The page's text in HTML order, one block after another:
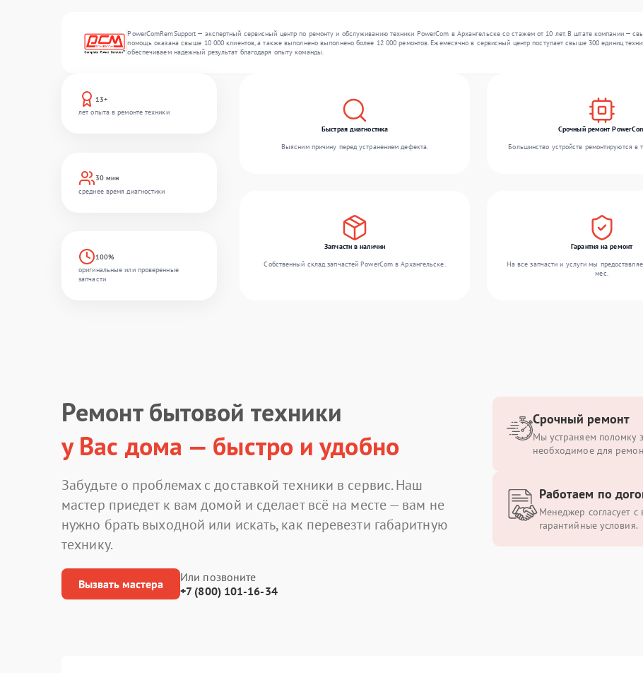
PowerComRemSupport — экспертный сервисный центр по ремонту и обслуживанию техники PowerCom в Архангельске со стажем от 10 лет. В штате компании —
помощь оказана свыше 10 000 клиентов, а также выполнено выполнено более 12 000 ремонтов. Ежемесячно в сервисный центр поступает свыше 300 единиц
обеспечиваем надежный результат благодаря опыту команды.
13+
лет опыта в ремонте техники
30 мин
среднее время диагностики
100%
оригинальные или проверенные
запчасти
Быстрая диагностика
Выясним причину перед устранением дефекта.
Срочный ремонт
Большинство устройств ремонтируются в
Запчасти в наличии
Собственный склад запчастей PowerCom в Архангельске.
Гарантия на ремонт
На все запчасти и услуги мы
мес.
Ремонт бытовой техники
у Вас дома — быстро и удобно
Забудьте о проблемах с доставкой техники в сервис. Наш
мастер приедет к вам домой и сделает всё на месте — вам не
нужно брать выходной или искать, как перевезти габаритную
технику.
Вызвать мастера
Или позвоните
+7 (800) 101-16-34
Срочный ремонт
Мы устраняем поломку
необходимое для
Работаем по
Менеджер согласует с
гарантийные условия.